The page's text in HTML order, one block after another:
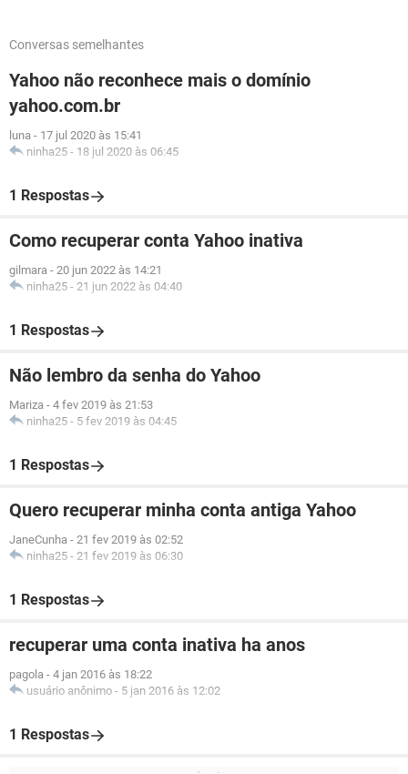
Conversas semelhantes
Yahoo não reconhece mais o domínio
yahoo.com.br
luna - 17 jul 2020 às 15:41
ninha25 - 18 jul 2020 às 06:45
1 Respostas
Como recuperar conta Yahoo inativa
gilmara - 20 jun 2022 às 14:21
ninha25 - 21 jun 2022 às 04:40
1 Respostas
Não lembro da senha do Yahoo
Mariza - 4 fev 2019 às 21:53
ninha25 - 5 fev 2019 às 04:45
1 Respostas
Quero recuperar minha conta antiga Yahoo
JaneCunha - 21 fev 2019 às 02:52
ninha25 - 21 fev 2019 às 06:30
1 Respostas
recuperar uma conta inativa ha anos
pagola - 4 jan 2016 às 18:22
usuário anônimo - 5 jan 2016 às 12:02
1 Respostas